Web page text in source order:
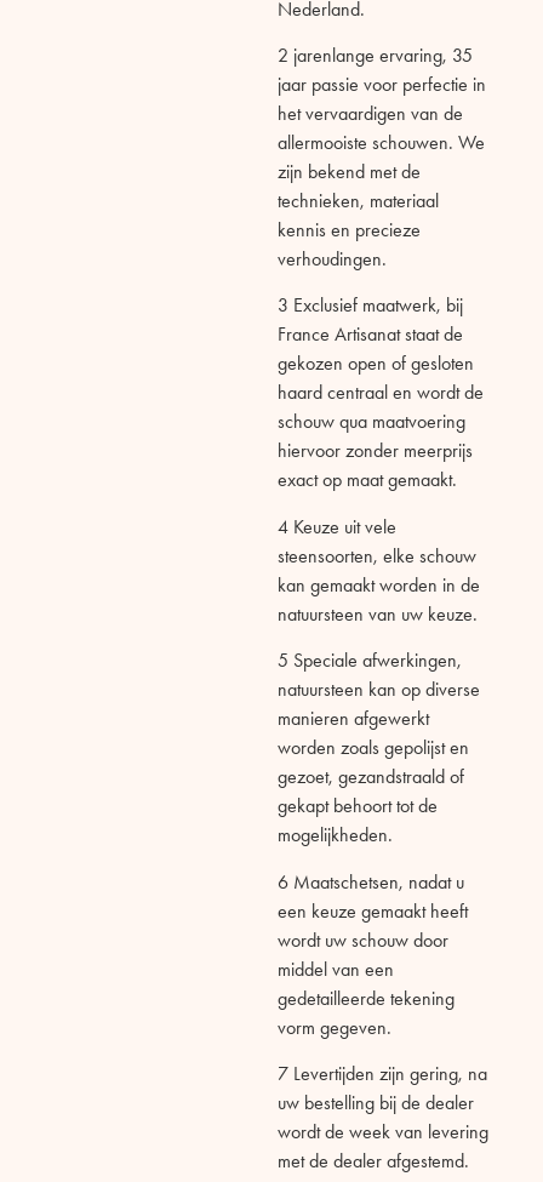
Nederland.
2 jarenlange ervaring, 35
jaar passie voor perfectie in
het vervaardigen van de
allermooiste schouwen. We
zijn bekend met de
technieken, materiaal
kennis en precieze
verhoudingen.
3 Exclusief maatwerk, bij
France Artisanatstaat de
gekozen open of gesloten
haard centraal en wordt de
schouw qua maatvoering
hiervoor zonder meerprijs
exact op maat gemaakt.
4 Keuze uit vele
steensoorten, elke schouw
kan gemaakt worden in de
natuursteen van uw keuze.
5 Speciale afwerkingen,
natuursteen kan op diverse
manieren afgewerkt
worden zoals gepolijst en
gezoet, gezandstraald of
gekapt behoort tot de
mogelijkheden.
6Maatschetsen, nadat u
een keuze gemaakt heeft
wordt uw schouw door
middel van een
gedetailleerde tekening
vorm gegeven.
7 Levertijden zijn gering, na
uw bestellingbij de dealer
wordtde week van levering
met de dealer afgestemd.